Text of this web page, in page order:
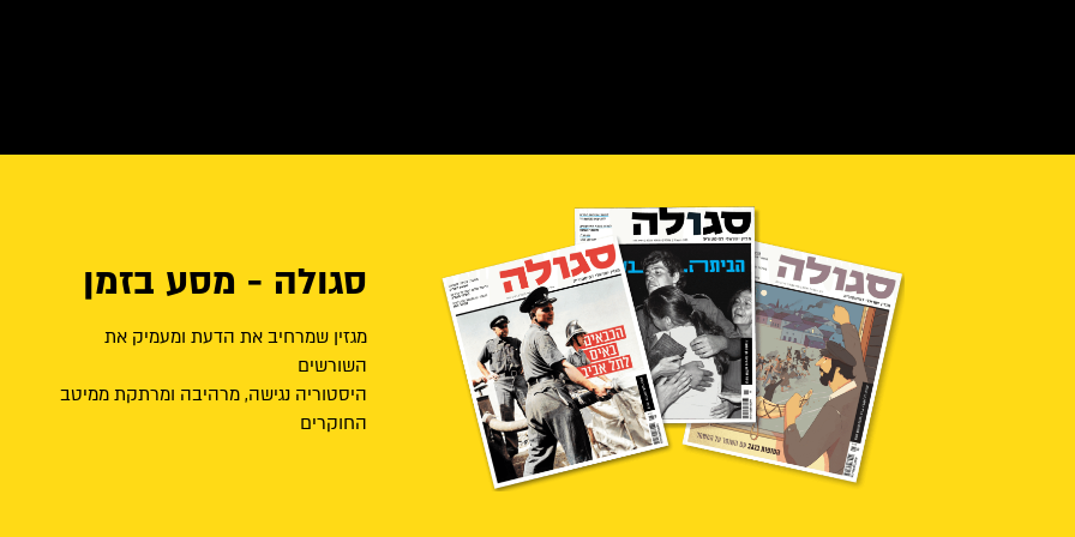
סגולה - מסע בזמן
מגזין שמרחיב את הדעת ומעמיק את
השורשים
היסטוריה נגישה, מרהיבה ומרתקת ממיטב
החוקרים